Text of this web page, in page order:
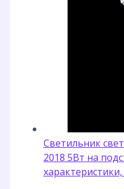
Светильник
2018 5Вт на